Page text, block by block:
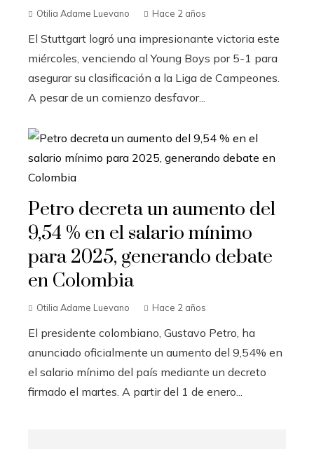
Otilia Adame Luevano Hace 2 años
El Stuttgart logró una impresionante victoria este
miércoles, venciendo al Young Boys por 5-1 para
asegurar su clasificación a la Liga de Campeones.
A pesar de un comienzo desfavor...
Petro decreta un aumento del
9,54 % en el salario mínimo
para 2025, generando debate
en Colombia
Otilia Adame Luevano Hace 2 años
El presidente colombiano, Gustavo Petro, ha
anunciado oficialmente un aumento del 9,54% en
el salario mínimo del país mediante un decreto
firmado el martes. A partir del 1 de enero...